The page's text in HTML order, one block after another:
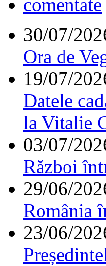
comentate
30/07/
Ora de
19/07/
Datele
la Vitalie
03/07/
Război
29/06/
România
23/06/